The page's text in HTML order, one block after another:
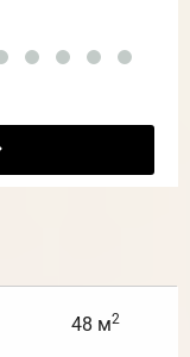
48 м2